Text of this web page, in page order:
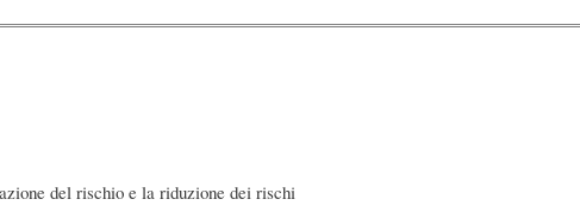
del rischio e la riduzione dei rischi